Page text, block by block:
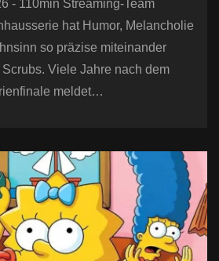
- 110min Streaming-Team
hat Humor, Melancholie
so präzise miteinander
Viele Jahre nach dem
meldet…